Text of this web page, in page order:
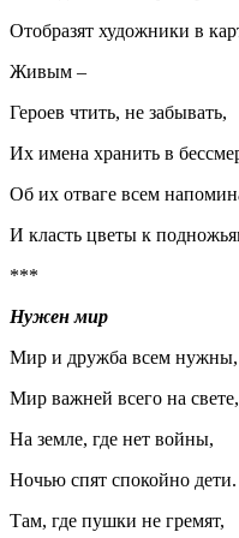
Отобразят художники в
Живым –
Героев чтить, не забывать,
Их имена хранить в
Об их отваге всем
И класть цветы к
***
Нужен мир
Мир и дружба всем нужны,
Мир важней всего на свете,
На земле, где нет войны,
Ночью спят спокойно дети.
Там, где пушки не гремят,